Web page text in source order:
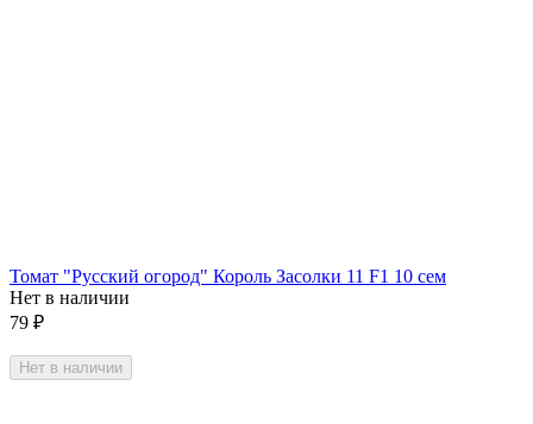
Томат "Русский огород" Король Засолки 11 F1 10 сем
Нет в наличии
79 ₽
Нет в наличии